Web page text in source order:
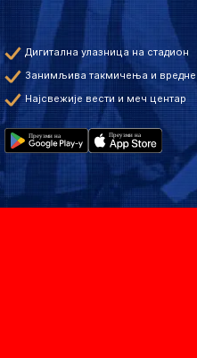
Дигитална улазница на стадион
Занимљива такмичења и вредне
Најсвежије вести и меч центар